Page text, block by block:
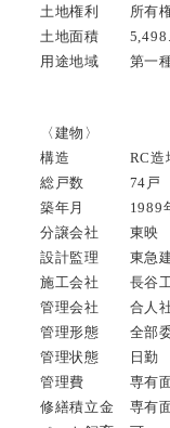
土地権利 所有
土地面積
用途地域 第一種
〈建物〉
構造 RC造地
総戸数 74戸
築年月 1989年
分譲会社 東映
設計監理 東急建
施工会社 長谷工
管理会社 合人社
管理形態 全部
管理状態 日勤
管理費 専有面
修繕積立金 専有